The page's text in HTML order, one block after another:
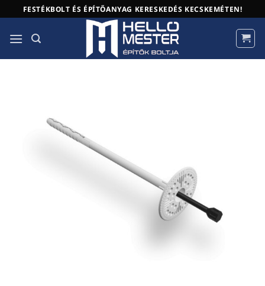
to
content
FESTÉKBOLT ÉS ÉPÍTŐANYAG KERESKEDÉS KECSKEMÉTEN!